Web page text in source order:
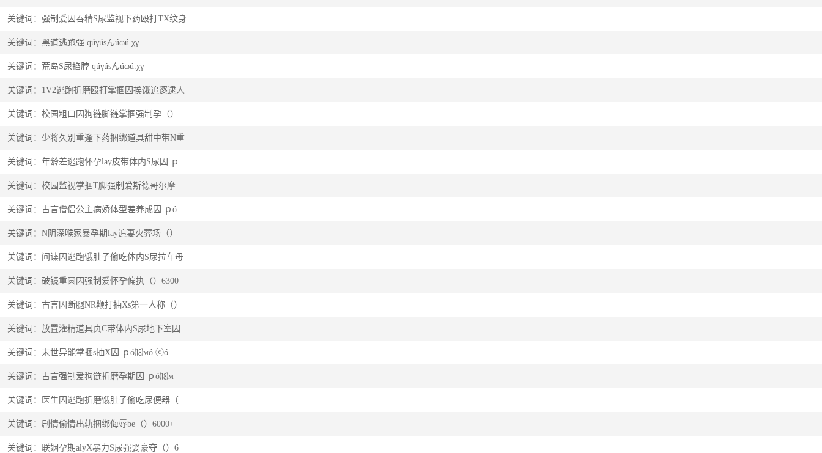
关键词：联姻孕期alyX暴力S尿强娶豪夺（）6
关键词：剧情偷情出轨捆绑侮辱be（）6000+
关键词：医生囚逃跑折磨饿肚子偷吃尿便器（
关键词：古言强制爱狗链折磨孕期囚 ｐó⒅м
关键词：末世异能掌捆s抽X囚 ｐó⒅мó.ⓒó
关键词：放置灌精道具贞C带体内S尿地下室囚
关键词：古言囚断腿NR鞭打抽Xs第一人称（）
关键词：破镜重圆囚强制爱怀孕偏执（）6300
关键词：间谍囚逃跑饿肚子偷吃体内S尿拉车母
关键词：N阴深喉家暴孕期lay追妻火葬场（）
关键词：古言僧侣公主病娇体型差养成囚 ｐó
关键词：校园监视掌掴T脚强制爱斯德哥尔摩
关键词：年龄差逃跑怀孕lay皮带体内S尿囚 ｐ
关键词：少将久别重逢下药捆绑道具甜中带N重
关键词：校园粗口囚狗链脚链掌掴强制孕（）
关键词：1V2逃跑折磨殴打掌掴囚挨饿追逐逮人
关键词：荒岛S尿掐脖 qúγúsんúωú.χγ
关键词：黑道逃跑强 qúγúsんúωú.χγ
关键词：强制爱囚吞精S尿监视下药殴打TX纹身